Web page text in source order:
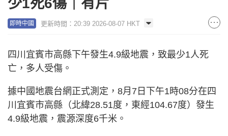
少1死6傷｜有片
即時中國 更新時間：20:39 2026-08-07 HKT
四川宜賓市高縣下午發生4.9級地震，致最少1人死
亡，多人受傷。
據中國地震台網正式測定，8月7日下午1時08分在四
川宜賓市高縣（北緯28.51度，東經104.67度）發生
4.9級地震，震源深度6千米。